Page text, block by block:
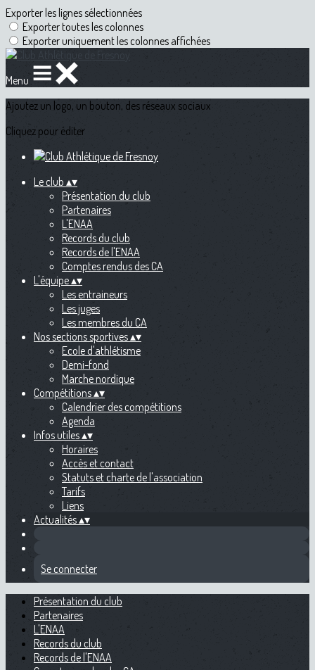
Exporter les lignes sélectionnées
Exporter toutes les colonnes
Exporter uniquement les colonnes affichées
Menu
Ajoutez un logo, un bouton, des réseaux sociaux
Cliquez pour éditer
Le club ▴▾
Présentation du club
Partenaires
L'ENAA
Records du club
Records de l'ENAA
Comptes rendus des CA
L'équipe▴▾
Les entraineurs
Les juges
Les membres du CA
Nos sections sportives▴▾
Ecole d'athlétisme
Demi-fond
Marche nordique
Compétitions▴▾
Calendrier des compétitions
Agenda
Infos utiles▴▾
Horaires
Accès et contact
Statuts et charte de l'association
Tarifs
Liens
Actualités▴▾
Se connecter
Présentation du club
Partenaires
L'ENAA
Records du club
Records de l'ENAA